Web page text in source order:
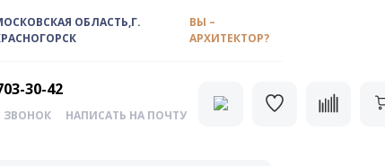
ОБЛАСТЬ,Г.
ВЫ –
АРХИТЕКТОР?
30-42
ЗВОНОК НАПИСАТЬ НА ПОЧТУ